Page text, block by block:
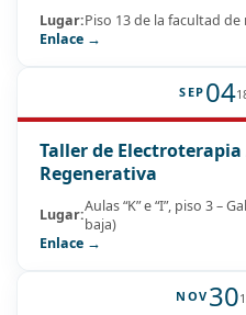
Lugar:Piso 13 de la facultad
Enlace →
SEP 04
Taller de
Regenerativa
Lugar:Aulas “K” e “I”, piso 3 –
baja)
Enlace →
NOV 30